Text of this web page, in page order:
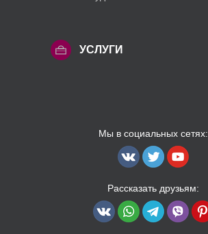
УСЛУГИ
Мы в социальных сетях:
Рассказать друзьям: